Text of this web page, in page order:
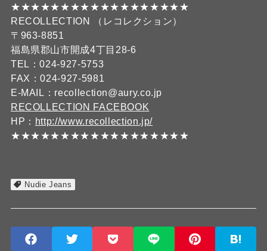
★★★★★★★★★★★★★★★★★★
RECOLLECTION （レコレクション）
〒963-8851
福島県郡山市開成4丁目28-6
TEL：024-927-5753
FAX：024-927-5981
E-MAIL：recollection@aury.co.jp
RECOLLECTION FACEBOOK
HP： http://www.recollection.jp/
★★★★★★★★★★★★★★★★★★
Nudie Jeans